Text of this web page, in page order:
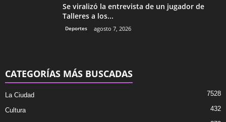
Se viralizó la entrevista de un jugador de
Talleres a los...
Deportes agosto 7, 2026
CATEGORÍAS MÁS BUSCADAS
La Ciudad 7528
Cultura 432